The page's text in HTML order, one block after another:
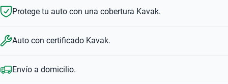
Protege tu auto con una cobertura Kavak.
Auto con certificado Kavak.
Envío a domicilio.